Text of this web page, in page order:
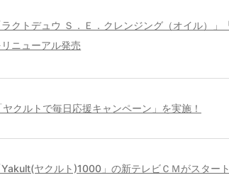
ラクトデュウ Ｓ．Ｅ．クレンジング（オイル）
リニューアル発売
ヤクルトで毎日応援キャンペーン」を実施！
Yakult(ヤクルト)1000」の新テレビＣＭがスタート